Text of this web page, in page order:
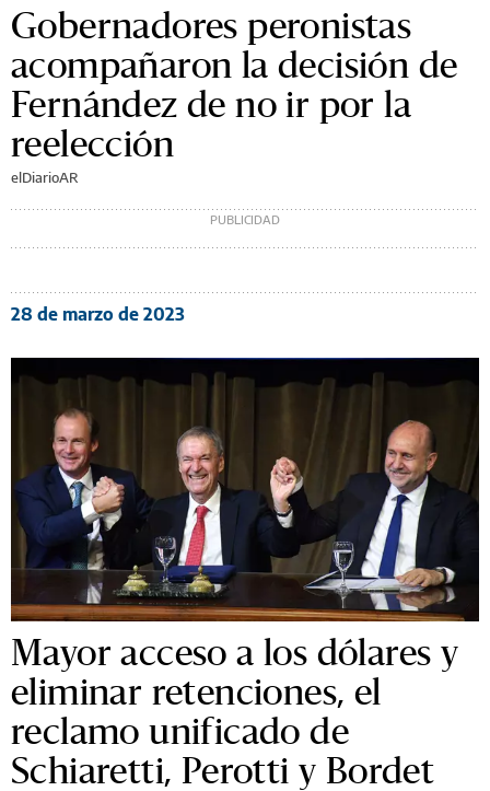
Gobernadores peronistas
acompañaron la decisión de
Fernández de no ir por la
reelección
elDiarioAR
28 de marzo de 2023
Mayor acceso a los dólares y
eliminar retenciones, el
reclamo unificado de
Schiaretti, Perotti y Bordet